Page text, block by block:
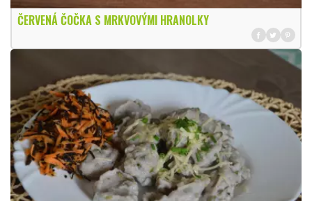
ČERVENÁ ČOČKA S MRKVOVÝMI HRANOLKY